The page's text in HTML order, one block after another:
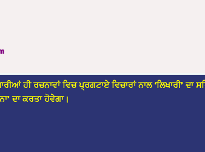
ਹੀ ਰਚਨਾਵਾਂ ਵਿਚ ਪ੍ਰਗਟਾਏ ਵਿਚਾਰਾਂ ਨਾਲ ‘ਲਿਖਾਰੀ’
ਦਾ ਕਰਤਾ ਹੋਵੇਗਾ।